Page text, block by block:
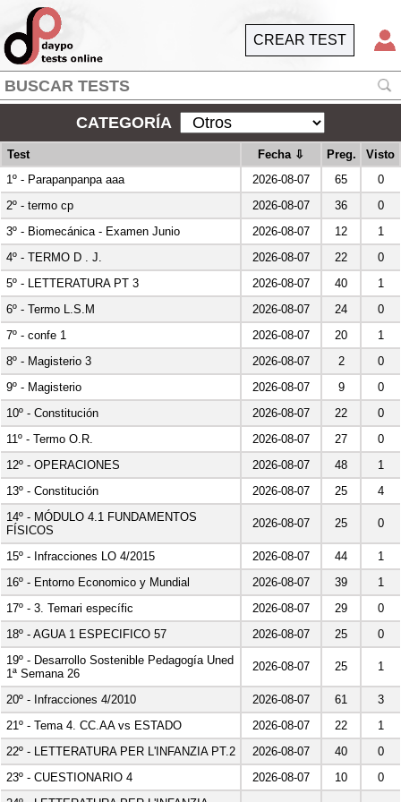
CREAR TEST
CATEGORÍA
Test Fecha ⇩ Preg.
Visto
1º - Parapanpanpa aaa
2026-08-07 65
0
2º - termo cp
2026-08-07 36
0
3º - Biomecánica - Examen Junio
2026-08-07 12
1
4º - TERMO D . J.
2026-08-07 22
0
5º - LETTERATURA PT 3
2026-08-07 40
1
6º - Termo L.S.M
2026-08-07 24
0
7º - confe 1
2026-08-07 20
1
8º - Magisterio 3
2026-08-07 2
0
9º - Magisterio
2026-08-07 9
0
10º - Constitución
2026-08-07 22
0
11º - Termo O.R.
2026-08-07 27
0
12º - OPERACIONES
2026-08-07 48
1
13º - Constitución
2026-08-07 25
4
14º - MÓDULO 4.1 FUNDAMENTOS
FÍSICOS
2026-08-07 25 0
15º - Infracciones LO 4/2015 2026-08-07 44
1
16º - Entorno Economico y Mundial
2026-08-07 39
1
17º - 3. Temari específic
2026-08-07 29
0
18º - AGUA 1 ESPECIFICO 57
2026-08-07 25
0
19º - Desarrollo Sostenible Pedagogía Uned
1ª Semana 26
2026-08-07 25 1
20º - Infracciones 4/2010 2026-08-07 61
3
21º - Tema 4. CC.AA vs ESTADO
2026-08-07 22
1
22º - LETTERATURA PER L'INFANZIA PT.2
2026-08-07 40
0
23º - CUESTIONARIO 4
2026-08-07 10
0